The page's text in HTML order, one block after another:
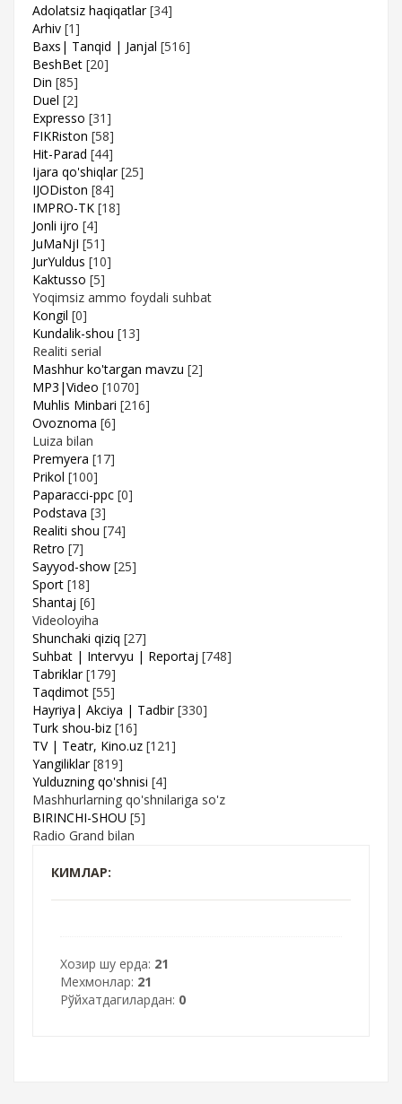
Adolatsiz haqiqatlar [34]
Arhiv [1]
Baxs| Tanqid | Janjal [516]
BeshBet [20]
Din [85]
Duel [2]
Expresso [31]
FIKRiston [58]
Hit-Parad [44]
Ijara qo'shiqlar [25]
IJODiston [84]
IMPRO-TK [18]
Jonli ijro [4]
JuMaNjI [51]
JurYuldus [10]
Kaktusso [5]
Yoqimsiz ammo foydali suhbat
Kongil [0]
Kundalik-shou [13]
Realiti serial
Mashhur ko'targan mavzu [2]
MP3|Video [1070]
Muhlis Minbari [216]
Ovoznoma [6]
Luiza bilan
Premyera [17]
Prikol [100]
Paparacci-ppc [0]
Podstava [3]
Realiti shou [74]
Retro [7]
Sayyod-show [25]
Sport [18]
Shantaj [6]
Videoloyiha
Shunchaki qiziq [27]
Suhbat | Intervyu | Reportaj [748]
Tabriklar [179]
Taqdimot [55]
Hayriya| Akciya | Tadbir [330]
Turk shou-biz [16]
TV | Teatr, Kino.uz [121]
Yangiliklar [819]
Yulduzning qo'shnisi [4]
Mashhurlarning qo'shnilariga so'z
BIRINCHI-SHOU [5]
Radio Grand bilan
КИМЛАР:
Хозир шу ерда: 21
Мехмонлар: 21
Рўйхатдагилардан: 0